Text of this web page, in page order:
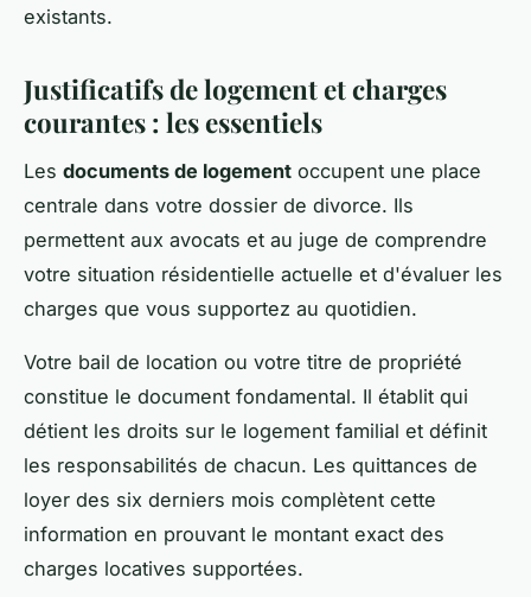
existants.
Justificatifs de logement et charges
courantes : les essentiels
Les documents de logement occupent une place
centrale dans votre dossier de divorce. Ils
permettent aux avocats et au juge de comprendre
votre situation résidentielle actuelle et d'évaluer les
charges que vous supportez au quotidien.
Votre bail de location ou votre titre de propriété
constitue le document fondamental. Il établit qui
détient les droits sur le logement familial et définit
les responsabilités de chacun. Les quittances de
loyer des six derniers mois complètent cette
information en prouvant le montant exact des
charges locatives supportées.